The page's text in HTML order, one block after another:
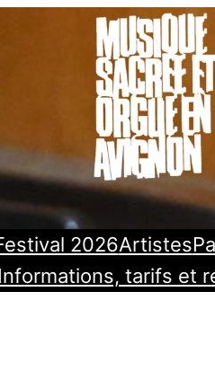
2026Artistes
Informations, tarifs et